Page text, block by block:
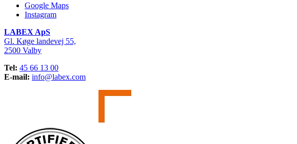
Google Maps
Instagram
LABEX ApS
Gl. Køge landevej 55,
2500 Valby
Tel: 45 66 13 00
E-mail: info@labex.com